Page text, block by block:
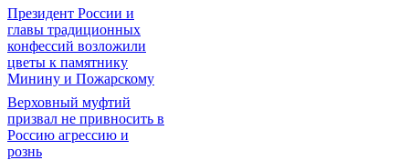
Президент России и
главы традиционных
конфессий возложили
цветы к памятнику
Минину и Пожарскому
Верховный муфтий
призвал не привносить в
Россию агрессию и
рознь